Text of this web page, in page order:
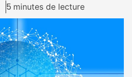
5 minutes de lecture